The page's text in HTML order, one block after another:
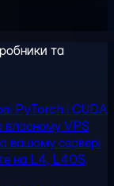
та
PyTorch і CUDA
власному VPS
вашому сервері
на L4, L40S,